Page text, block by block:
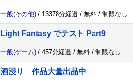
一般(その他) / 13378分経過 / 無料 / 制限なし
Light Fantasy でテスト Part9
一般(ゲーム) / 457分経過 / 無料 / 制限なし
酒浸り 作品大量出品中